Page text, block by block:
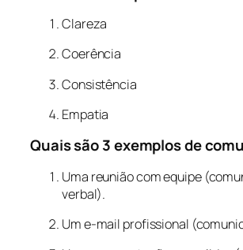
Clareza
Coerência
Consistência
Empatia
Quais são 3 exemplos de
Uma reunião com equipe
verbal).
Um e-mail profissional